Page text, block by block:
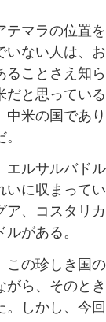
テマラの位置
いない人は、
ることさえ知
だと思ってい
中米の国であ
エルサルバド
いに収まって
ア、コスタリ
がある。
この珍しき国
がら、そのと
しかし、今回